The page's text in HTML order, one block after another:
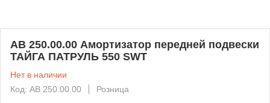
АВ 250.00.00 Амортизатор передней подвески
ТАЙГА ПАТРУЛЬ 550 SWT
Нет в наличии
Код: АВ 250.00.00
Розница